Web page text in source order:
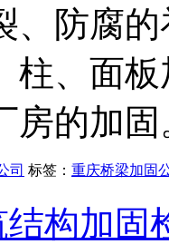
、防腐
柱、面
房的加
司 标签： 重庆桥梁加固
结构加固